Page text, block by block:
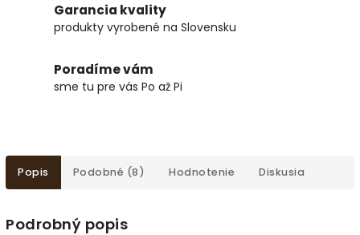
Garancia kvality
produkty vyrobené na Slovensku
Poradíme vám
sme tu pre vás Po až Pi
Popis Podobné (8) Hodnotenie Diskusia
Podrobný popis